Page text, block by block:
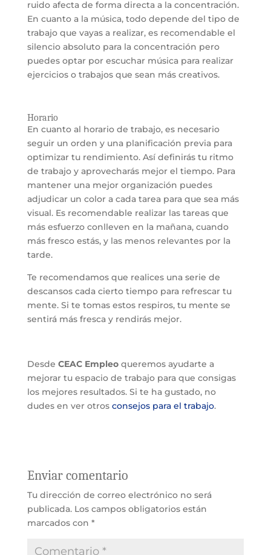
ruido afecta de forma directa a la concentración.
En cuanto a la música, todo depende del tipo de
trabajo que vayas a realizar, es recomendable el
silencio absoluto para la concentración pero
puedes optar por escuchar música para realizar
ejercicios o trabajos que sean más creativos.
Horario
En cuanto al horario de trabajo, es necesario
seguir un orden y una planificación previa para
optimizar tu rendimiento. Así definirás tu ritmo
de trabajo y aprovecharás mejor el tiempo. Para
mantener una mejor organización puedes
adjudicar un color a cada tarea para que sea más
visual. Es recomendable realizar las tareas que
más esfuerzo conlleven en la mañana, cuando
más fresco estás, y las menos relevantes por la
tarde.
Te recomendamos que realices una serie de
descansos cada cierto tiempo para refrescar tu
mente. Si te tomas estos respiros, tu mente se
sentirá más fresca y rendirás mejor.
Desde CEAC Empleoqueremos ayudarte a
mejorar tu espacio de trabajo para que consigas
los mejores resultados. Si te ha gustado, no
dudes en ver otros consejos para el trabajo.
Enviar comentario
Tu dirección de correo electrónico no será
publicada. Los campos obligatorios están
marcados con *